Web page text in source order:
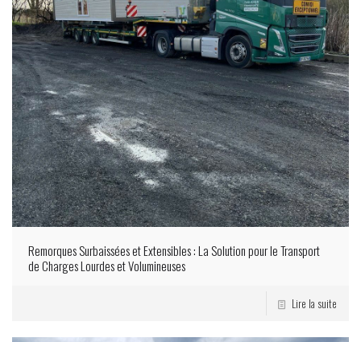
Remorques Surbaissées et Extensibles : La Solution pour le Transport
de Charges Lourdes et Volumineuses
Lire la suite